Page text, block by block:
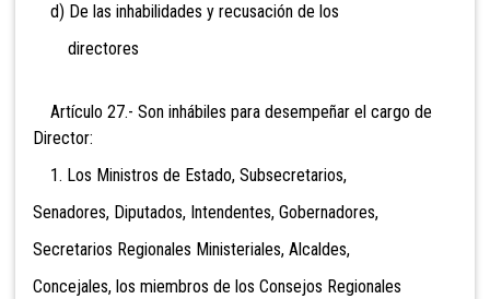
d) De las inhabilidades y recusación de los
directores
Artículo 27.- Son inhábiles para desempeñar el cargo de
Director:
1. Los Ministros de Estado, Subsecretarios,
Senadores, Diputados, Intendentes, Gobernadores,
Secretarios Regionales Ministeriales, Alcaldes,
Concejales, los miembros de los Consejos Regionales